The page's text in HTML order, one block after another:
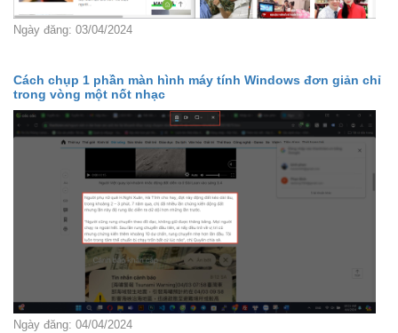
Ngày đăng: 03/04/2024
Cách chụp 1 phần màn hình máy tính Windows đơn giản chỉ
trong vòng một nốt nhạc
Ngày đăng: 04/04/2024